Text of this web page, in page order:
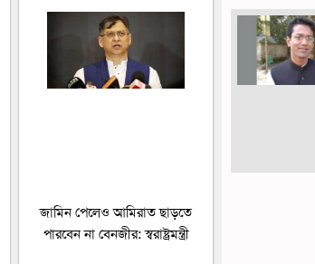
জামিন পেলেও আমিরাত ছাড়তে
পারবেন না বেনজীর: স্বরাষ্ট্রমন্ত্রী